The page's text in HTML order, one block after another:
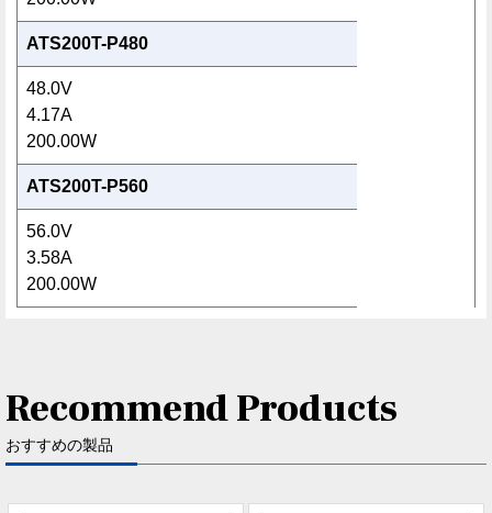
ATS200T-P480
48.0V
4.17A
200.00W
ATS200T-P560
56.0V
3.58A
200.00W
Recommend Products
おすすめの製品